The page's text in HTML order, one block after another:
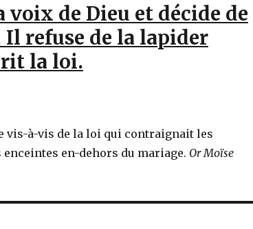
voix de Dieu et décide de
refuse de la lapider
la loi.
vis-à-vis de la loi qui contraignait les
en-dehors du mariage. Or Moïse